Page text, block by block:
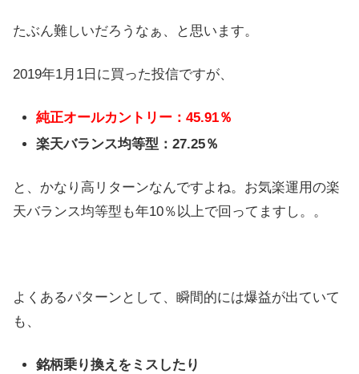
たぶん難しいだろうなぁ、と思います。
2019年1月1日に買った投信ですが、
純正オールカントリー：45.91％
楽天バランス均等型：27.25％
と、かなり高リターンなんですよね。お気楽運用の楽
天バランス均等型も年10％以上で回ってますし。。
よくあるパターンとして、瞬間的には爆益が出ていて
も、
銘柄乗り換えをミスしたり